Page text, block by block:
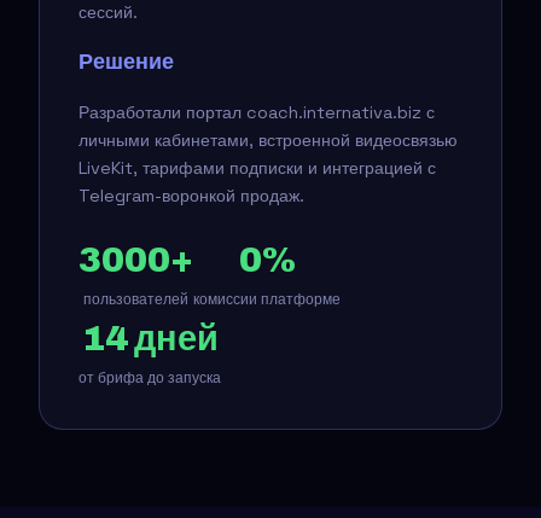
сессий.
Решение
Разработали портал coach.internativa.biz с
личными кабинетами, встроенной видеосвязью
LiveKit, тарифами подписки и интеграцией с
Telegram-воронкой продаж.
3000+
пользователей
0%
комиссии платформе
14 дней
от брифа до запуска